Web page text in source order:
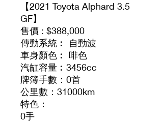
【2021 Toyota Alphard 3.5
GF】
售價 : $388,000
傳動系統︰ 自動波
車身顏色︰ 啡色
汽缸容量︰3456cc
牌簿手數：0首
公里數：31000km
特色：
0手